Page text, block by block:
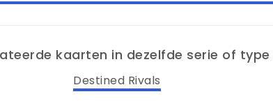
kaarten in dezelfde serie of type
Destined Rivals